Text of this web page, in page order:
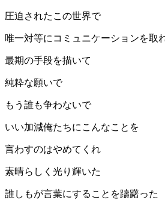
圧迫されたこの世界で
唯一対等にコミュニケーションを取
最期の手段を描いて
純粋な願いで
もう誰も争わないで
いい加減俺たちにこんなことを
言わすのはやめてくれ
素晴らしく光り輝いた
誰しもが言葉にすることを躊躇った